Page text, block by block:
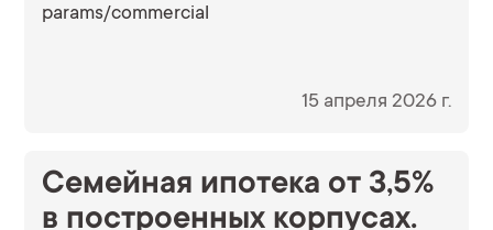
params/commercial
15 апреля 2026 г.
Семейная ипотека от 3,5%
в построенных корпусах.